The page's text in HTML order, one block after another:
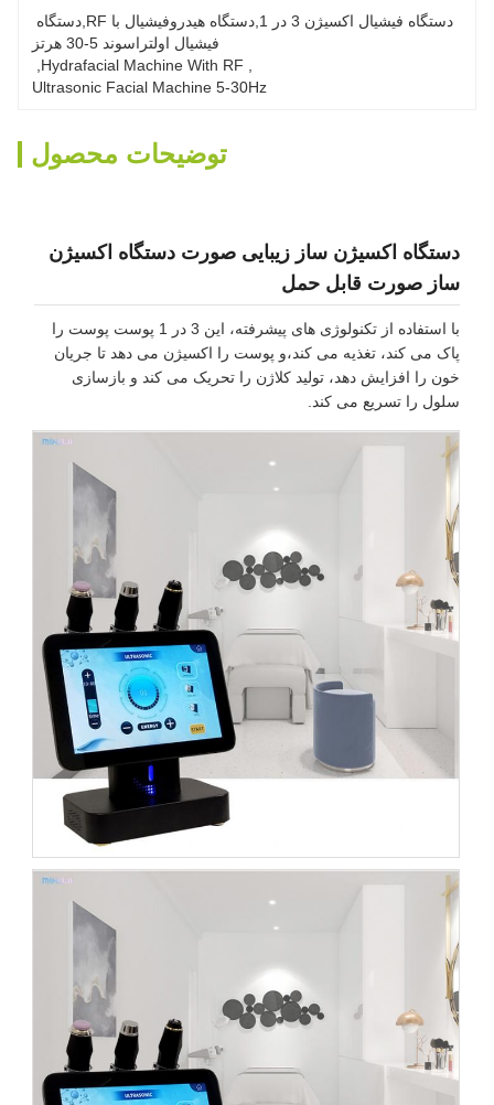
فیشیال اولتراسوند 5-30 هرتز
Hydrafacial Machine With RF
Ultrasonic Facial Machine 5-30Hz
توضیحات محصول
دستگاه اکسیژن ساز زیبایی صورت دستگاه اکسیژن
ساز صورت قابل حمل
با استفاده از تکنولوژی های پیشرفته، این 3 در 1 پوست پوست را
پاک می کند، تغذیه می کند،و پوست را اکسیژن می دهد تا جریان
خون را افزایش دهد، تولید کلاژن را تحریک می کند و بازسازی
سلول را تسریع می کند.